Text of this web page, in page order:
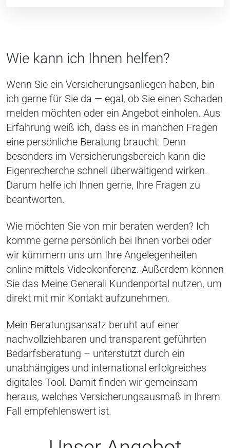
Wie kann ich Ihnen helfen?
Wenn Sie ein Versicherungsanliegen haben, bin
ich gerne für Sie da — egal, ob Sie einen Schaden
melden möchten oder ein Angebot einholen. Aus
Erfahrung weiß ich, dass es in manchen Fragen
eine persönliche Beratung braucht. Denn
besonders im Versicherungsbereich kann die
Eigenrecherche schnell überwältigend wirken.
Darum helfe ich Ihnen gerne, Ihre Fragen zu
beantworten.
Wie möchten Sie von mir beraten werden? Ich
komme gerne persönlich bei Ihnen vorbei oder
wir kümmern uns um Ihre Angelegenheiten
online mittels Videokonferenz. Außerdem können
Sie das Meine Generali Kundenportal nutzen, um
direkt mit mir Kontakt aufzunehmen.
Mein Beratungsansatz beruht auf einer
nachvollziehbaren und transparent geführten
Bedarfsberatung – unterstützt durch ein
unabhängiges und international erfolgreiches
digitales Tool. Damit finden wir gemeinsam
heraus, welches Versicherungsausmaß in Ihrem
Fall empfehlenswert ist.